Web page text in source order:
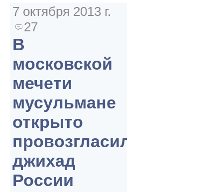
7 октября 2013 г.
27
В
московской
мечети
мусульмане
открыто
провозгласили
джихад
России